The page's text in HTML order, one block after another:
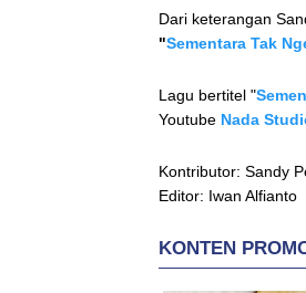
Dari keterangan
"Sementara Tak
Lagu bertitel "
Youtube Nada
Kontributor: Sandy
Editor: Iwan Alfianto